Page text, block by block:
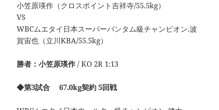
小笠原瑛作（クロスポイント吉祥寺/55.5kg）
VS
WBCムエタイ日本スーパーバンタム級チャンピオン.波
賀宙也（立川KBA/55.5kg）
勝者：小笠原瑛作 / KO 2R 1:13
◆第3試合 67.0kg契約 5回戦